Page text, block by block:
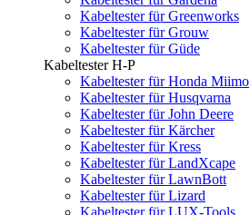
Kabeltester für Greenworks
Kabeltester für Grouw
Kabeltester für Güde
Kabeltester H-P
Kabeltester für Honda Miimo
Kabeltester für Husqvarna
Kabeltester für John Deere
Kabeltester für Kärcher
Kabeltester für Kress
Kabeltester für LandXcape
Kabeltester für LawnBott
Kabeltester für Lizard